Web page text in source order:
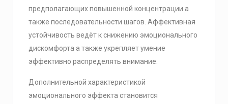
предполагающих повышенной концентрации а
также последовательности шагов. Аффективная
устойчивость ведёт к снижению эмоционального
дискомфорта а также укрепляет умение
эффективно распределять внимание.
Дополнительной характеристикой
эмоционального эффекта становится